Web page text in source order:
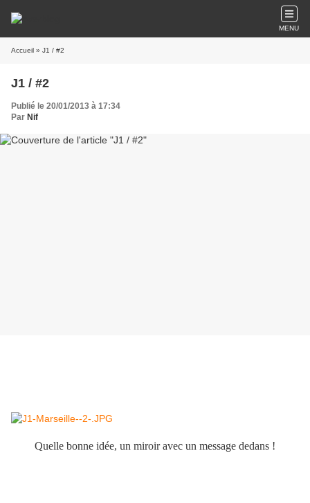
MENU
Accueil » J1 / #2
J1 / #2
Publié le 20/01/2013 à 17:34
Par Nif
Quelle bonne idée, un miroir avec un message dedans !